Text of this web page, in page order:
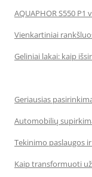
AQUAPHOR S550
Vienkartiniai
Geliniai lakai: kaip
Geriausias
Automobilių
Tekinimo paslaugos
Kaip transformuoti